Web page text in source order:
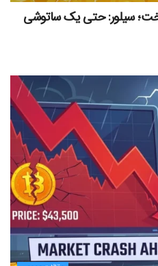
فروخت؛ سیلور: حتی یک ساتوشی